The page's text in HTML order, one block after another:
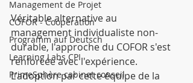
Management de Projet
COFOR - Coopération
Programm auf Deutsch
Learning Labs CPI
PrimeSphère cabinet conseil
Véritable alternative au
management individualiste non-
durable, l'approche du COFOR s'est
renforcée avec l'expérience.
L'adoption par cette équipe de la